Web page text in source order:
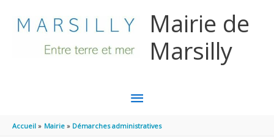
Mairie de
Marsilly
MENU
PRINCIPAL
Accueil Mairie Démarches administratives